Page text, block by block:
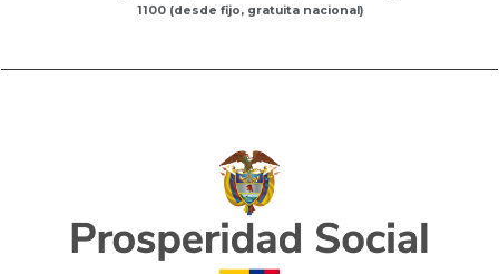
1100 (desde fijo, gratuita nacional)